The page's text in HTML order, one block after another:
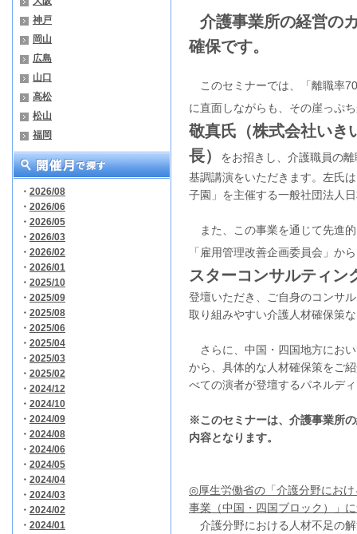
神戸
岡山
広島
山口
高松
松山
福岡
・ 2026/08
・ 2026/06
・ 2026/05
・ 2026/03
・ 2026/02
・ 2026/01
・ 2025/10
・ 2025/09
・ 2025/08
・ 2025/06
・ 2025/04
・ 2025/03
・ 2025/02
・ 2024/12
・ 2024/10
・ 2024/09
・ 2024/08
・ 2024/06
・ 2024/05
・ 2024/04
・ 2024/03
・ 2024/02
・ 2024/01
介護事業所の経営の
確保です。
このセミナーでは、「離職率
に直面しながらも、その崖っぷ
敬真氏（株式会社いき
長）
をお招きし、介護職員の
基調講演をいただきます。左氏
子園」を主催する一般社団法人
また、この事業を通じて先進
「雇用管理改善企画委員会」か
スターコンサルティン
登壇いただき、ご自身のコンサ
取り組みやすい介護人材確保策
さらに、中国・四国地方にお
から、具体的な人材確保策をご
べての演者が登壇するパネルデ
※このセミナーは、介護事業所
内容となります。
◎厚生労働省の「介護分野にお
事業（中国・四国ブロック）」
介護分野における人材不足の